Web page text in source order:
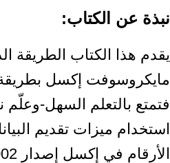
نبذة عن الكتاب:
يقدم هذا الكتاب الطريقة
مايكروسوفت إكسل
فتمتع بالتعلم السهل-
استخدام ميزات تقديم